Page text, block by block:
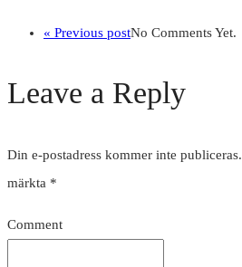
« Previous postNo Comments Yet.
Leave a Reply
Din e-postadress kommer inte publiceras.
märkta *
Comment